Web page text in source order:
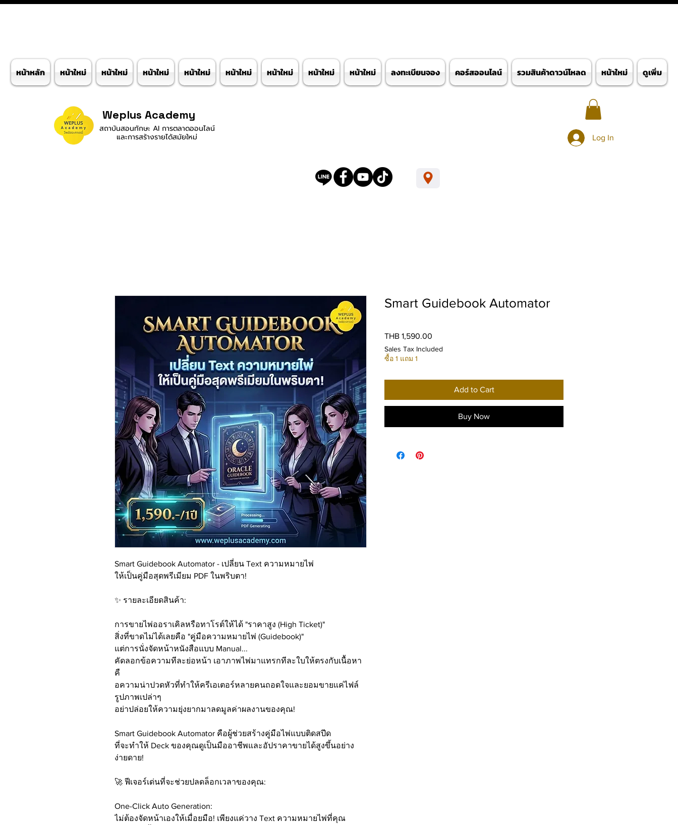
Weplus Academy
สถาบันสอนทักษะ AI การตลาดออนไลน์
และการสร้างรายได้สมัยใหม่
Log In
หน้าหลัก หน้าใหม่ หน้าใหม่ หน้าใหม่ หน้าใหม่ หน้าใหม่ หน้าใหม่ หน้าใหม่ หน้าใหม่ ลงทะเบียนจอง คอร์สออนไลน์ รวมสินค้าดาวน์โหลด หน้าใหม่ ดูเพิ่ม
Smart Guidebook Automator - เปลี่ยน Text ความหมายไพ่
ให้เป็นคู่มือสุดพรีเมียม PDF ในพริบตา!
✨ รายละเอียดสินค้า:
การขายไพ่ออราเคิลหรือทาโรต์ให้ได้ "ราคาสูง (High Ticket)"
สิ่งที่ขาดไม่ได้เลยคือ "คู่มือความหมายไพ่ (Guidebook)"
แต่การนั่งจัดหน้าหนังสือแบบ Manual...
คัดลอกข้อความทีละย่อหน้า เอาภาพไพ่มาแทรกทีละใบให้ตรงกับเนื้อหา
คื
อความน่าปวดหัวที่ทำให้ครีเอเตอร์หลายคนถอดใจและยอมขายแค่ไฟล์
รูปภาพเปล่าๆ
อย่าปล่อยให้ความยุ่งยากมาลดมูลค่าผลงานของคุณ!
Smart Guidebook Automator คือผู้ช่วยสร้างคู่มือไพ่แบบติดสปีด
ที่จะทำให้ Deck ของคุณดูเป็นมืออาชีพและอัปราคาขายได้สูงขึ้นอย่าง
ง่ายดาย!
🚀 ฟีเจอร์เด่นที่จะช่วยปลดล็อกเวลาของคุณ:
One-Click Auto Generation:
ไม่ต้องจัดหน้าเองให้เมื่อยมือ! เพียงแค่วาง Text ความหมายไพ่ที่คุณ
Smart Guidebook Automator
THB 1,590.00
Sales Tax Included
ซื้อ 1 แถม 1
Add to Cart
Buy Now